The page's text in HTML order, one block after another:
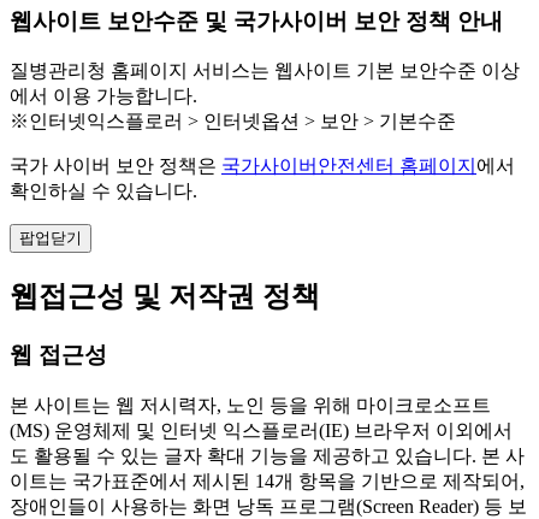
웹사이트 보안수준 및 국가사이버 보안 정책 안내
질병관리청 홈페이지 서비스는 웹사이트 기본 보안수준 이상
에서 이용 가능합니다.
※인터넷익스플로러 > 인터넷옵션 > 보안 > 기본수준
국가 사이버 보안 정책은 국가사이버안전센터 홈페이지 에서
확인하실 수 있습니다.
팝업닫기
웹접근성 및 저작권 정책
웹 접근성
본 사이트는 웹 저시력자, 노인 등을 위해 마이크로소프트
(MS) 운영체제 및 인터넷 익스플로러(IE) 브라우저 이외에서
도 활용될 수 있는 글자 확대 기능을 제공하고 있습니다. 본 사
이트는 국가표준에서 제시된 14개 항목을 기반으로 제작되어,
장애인들이 사용하는 화면 낭독 프로그램(Screen Reader) 등 보